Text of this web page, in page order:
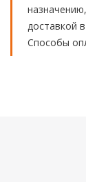
доставкой
Способы